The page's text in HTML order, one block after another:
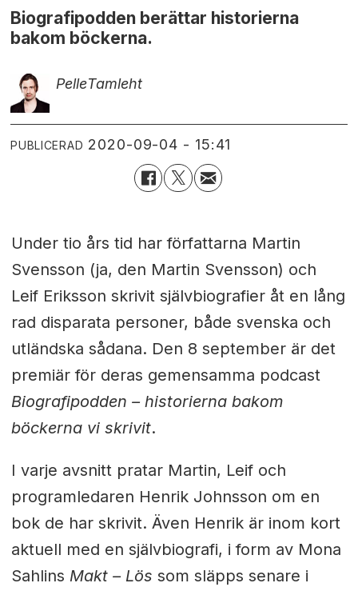
Biografipodden berättar historierna
bakom böckerna.
PelleTamleht
PUBLICERAD 2020-09-04 - 15:41
Under tio års tid har författarna Martin
Svensson (ja, den Martin Svensson) och
Leif Eriksson skrivit självbiografier åt en lång
rad disparata personer, både svenska och
utländska sådana. Den 8 september är det
premiär för deras gemensamma podcast
Biografipodden – historierna bakom
böckerna vi skrivit.
I varje avsnitt pratar Martin, Leif och
programledaren Henrik Johnsson om en
bok de har skrivit. Även Henrik är inom kort
aktuell med en självbiografi, i form av Mona
Sahlins Makt – Lös som släpps senare i